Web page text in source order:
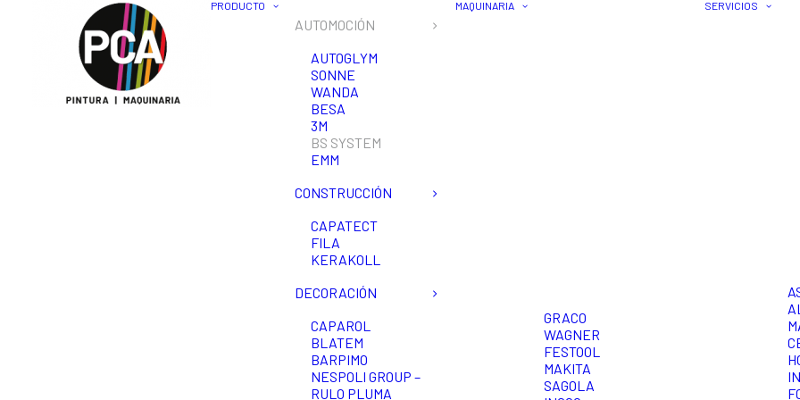
PRODUCTO
AUTOMOCIÓN
AUTOGLYM
SONNE
WANDA
BESA
3M
BS SYSTEM
EMM
CONSTRUCCIÓN
CAPATECT
FILA
KERAKOLL
DECORACIÓN
CAPAROL
BLATEM
BARPIMO
NESPOLI GROUP –
RULO PLUMA
MAQUINARIA
GRACO
WAGNER
FESTOOL
MAKITA
SAGOLA
SERVICIOS